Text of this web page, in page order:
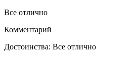
Все отлично
Комментарий
Достоинства: Все отлично